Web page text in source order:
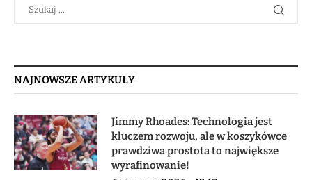
NAJNOWSZE ARTYKUŁY
Jimmy Rhoades: Technologia jest
kluczem rozwoju, ale w koszykówce
prawdziwa prostota to największe
wyrafinowanie!